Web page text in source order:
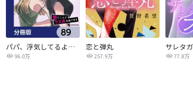
パパ、浮気してるよ？娘と二人でクズ夫を捨てます【分冊版】
96.0万
恋と弾丸
257.9万 77.8万